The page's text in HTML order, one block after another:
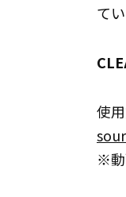
て
使
※動